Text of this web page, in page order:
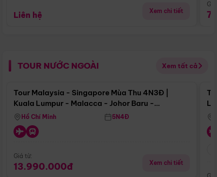
Liên hệ Xem chi tiết
TOUR NƯỚC NGOÀI Xem tất cả
Điểm nổi bật
Tour Malaysia - Singapore Mùa Thu 4N3Đ |
Kuala Lumpur - Malacca - Johor Baru -
Singapore
Hồ Chí Minh 5N4Đ
Giá từ:
13.990.000đ Xem chi tiết